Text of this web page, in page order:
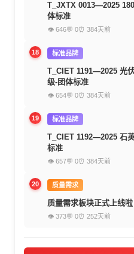
T_JXTX 0013—2025
体标准
👁 646💬 0⏰ 384天前
18 标准品牌
T_CIET 1191—2025 光
级-团体标准
👁 654💬 0⏰ 384天前
19 标准品牌
T_CIET 1192—2025 石
标准
👁 657💬 0⏰ 384天前
20 质量需求
质量需求板块正式上线啦
👁 373💬 0⏰ 252天前